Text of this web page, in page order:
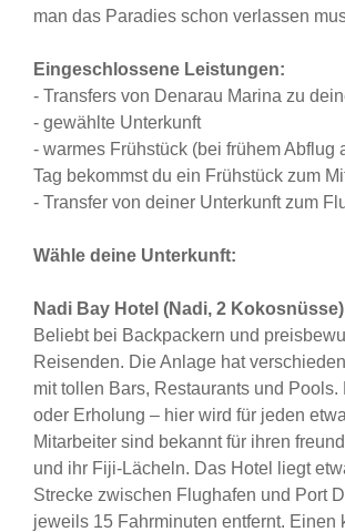
man das Paradies schon verlassen
Eingeschlossene Leistungen:
- Transfers von Denarau Marina zu
- gewählte Unterkunft
- warmes Frühstück (bei frühem Abflug
Tag bekommst du ein Frühstück zum
- Transfer von deiner Unterkunft zum
Wähle deine Unterkunft:
Nadi Bay Hotel (Nadi, 2
Beliebt bei Backpackern und
Reisenden. Die Anlage hat
mit tollen Bars, Restaurants und Pools.
oder Erholung – hier wird für jeden
Mitarbeiter sind bekannt für ihren
und ihr Fiji-Lächeln. Das Hotel liegt
Strecke zwischen Flughafen und Port
jeweils 15 Fahrminuten entfernt. Einen